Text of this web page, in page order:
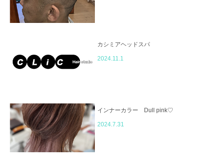
カシミアヘッドスパ
2024.11.1
インナーカラー Dull pink♡
2024.7.31